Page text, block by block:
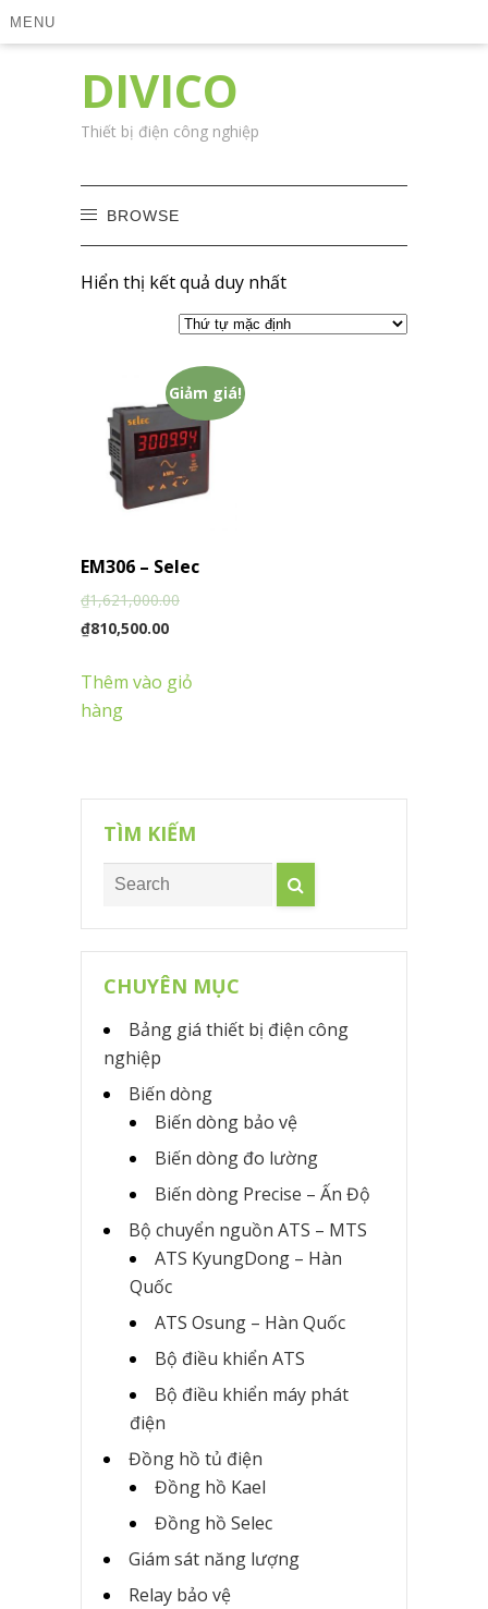
MENU
DIVICO
Thiết bị điện công nghiệp
BROWSE
Hiển thị kết quả duy nhất
Giảm giá!
EM306 – Selec
₫1,621,000.00
₫810,500.00
Thêm vào giỏ
hàng
TÌM KIẾM
CHUYÊN MỤC
Bảng giá thiết bị điện công
nghiệp
Biến dòng
Biến dòng bảo vệ
Biến dòng đo lường
Biến dòng Precise – Ấn Độ
Bộ chuyển nguồn ATS – MTS
ATS KyungDong – Hàn
Quốc
ATS Osung – Hàn Quốc
Bộ điều khiển ATS
Bộ điều khiển máy phát
điện
Đồng hồ tủ điện
Đồng hồ Kael
Đồng hồ Selec
Giám sát năng lượng
Relay bảo vệ